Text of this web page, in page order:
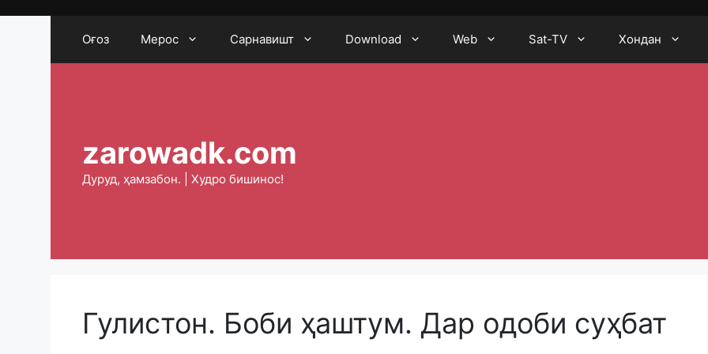
Оғоз Мерос Сарнавишт Download Web Sat-TV Хондан
zarowadk.com
Дуруд, ҳамзабон. | Худро бишинос!
Гулистон. Боби ҳаштум. Дар одоби суҳбат